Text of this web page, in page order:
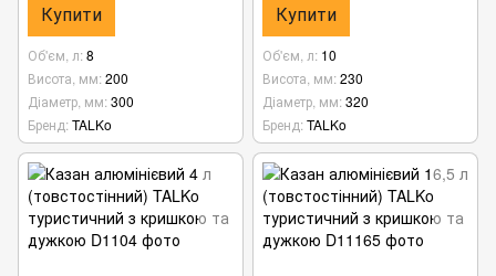
Купити
Об'єм, л 8
Висота, мм 200
Діаметр, мм 300
Бренд TALKo
Купити
Об'єм, л 10
Висота, мм 230
Діаметр, мм 320
Бренд TALKo